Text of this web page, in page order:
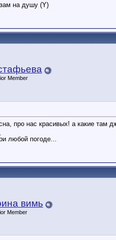
на душу (Y)
Member
про нас красивых! а какие там
любой погоде...
вимь
Member